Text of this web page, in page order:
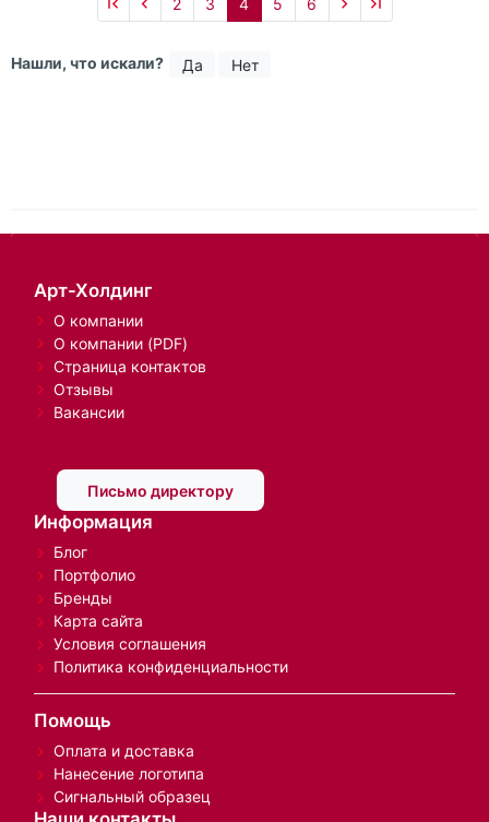
543.00₽
Арт-Холдинг
О компании
О компании (PDF)
Страница контактов
Отзывы
Вакансии
Информация
Блог
Портфолио
Бренды